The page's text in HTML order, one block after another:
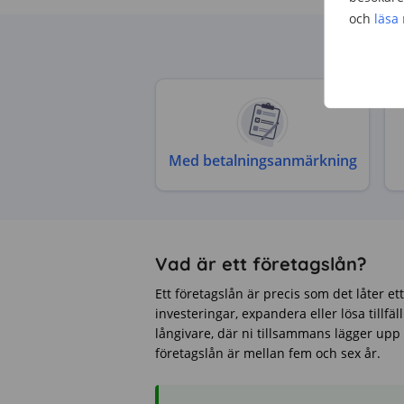
och läsa
Med betalningsanmärkning
Vad är ett företagslån?
Ett företagslån är precis som det låter
investeringar, expandera eller lösa
långivare, där ni tillsammans lägger
företagslån är mellan fem och sex år.